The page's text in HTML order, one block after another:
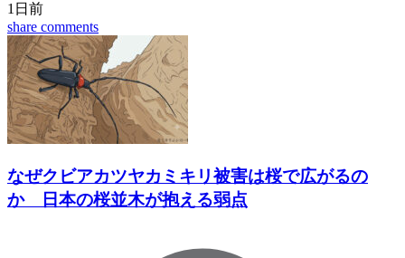
1日前
share comments
なぜクビアカツヤカミキリ被害は桜で広がるの
か 日本の桜並木が抱える弱点